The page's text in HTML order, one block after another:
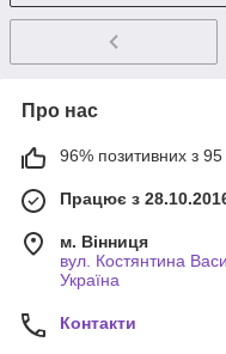
Про нас
96% позитивних з 95
Працює з
м. Вінниця
вул. Костянтина
Україна
Контакти